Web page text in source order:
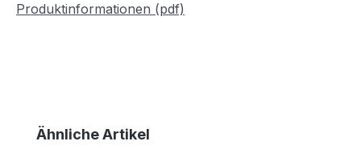
Produktinformationen (pdf)
Produktgalerie überspringen
Ähnliche Artikel